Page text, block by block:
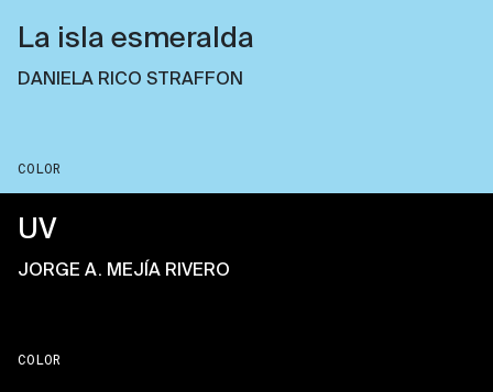
La isla esmeralda
DANIELA RICO STRAFFON
COLOR
UV
JORGE A. MEJÍA RIVERO
COLOR